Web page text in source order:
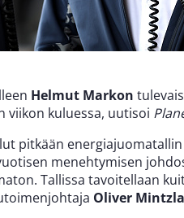
Helmut Markon
viikon kuluessa, uutisoi
pitkään
menehtymisen
Tallissa tavoitellaan
Oliver